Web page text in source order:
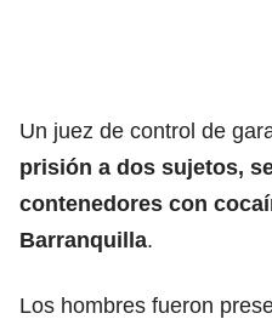
Un juez de control de
prisión a dos sujetos,
contenedores con
Barranquilla.
Los hombres fueron